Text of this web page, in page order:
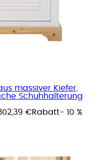
massiver Kiefer,
Schuhhalterung
€Rabatt- 10 %